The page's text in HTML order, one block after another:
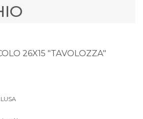
26X15 "TAVOLOZZA"